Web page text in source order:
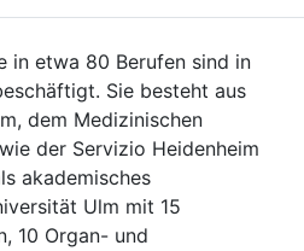
in etwa 80 Berufen sind in
Sie besteht aus
dem Medizinischen
der Servizio Heidenheim
akademisches
Ulm mit 15
10 Organ- und